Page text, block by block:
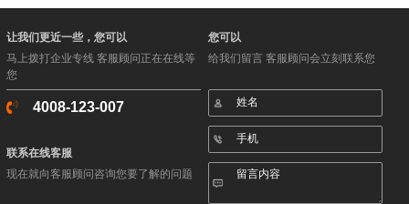
让我们更近一些，您可以
马上拨打企业专线 客服顾问正在在线等
您
4008-123-007
联系在线客服
现在就向客服顾问咨询您要了解的问题
您可以
给我们留言 客服顾问会立刻联系您